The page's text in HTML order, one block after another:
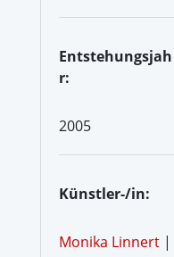
Entstehungsjah
r:
2005
Künstler-/in:
Monika Linnert |